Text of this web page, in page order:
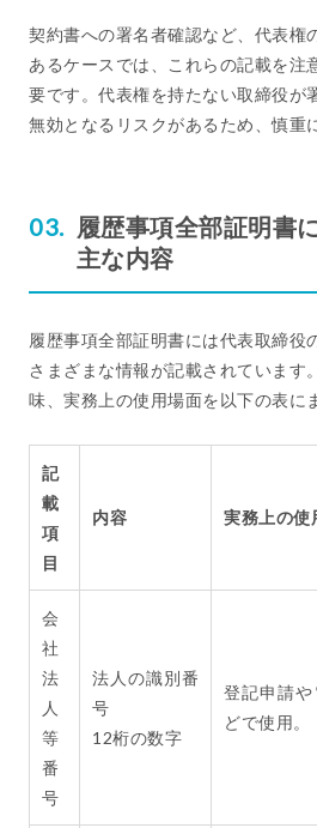
契約書への署名者確認など、代表権
あるケースでは、これらの記載を注
要です。代表権を持たない取締役が
無効となるリスクがあるため、慎重
履歴事項全部証明書
主な内容
履歴事項全部証明書には代表取締役
さまざまな情報が記載されています
味、実務上の使用場面を以下の表に
記
載
項
目
内容 実務上の使
会
社
法
人
等
番
号
法人の識別番
号
12桁の数字
登記申請
どで使用。